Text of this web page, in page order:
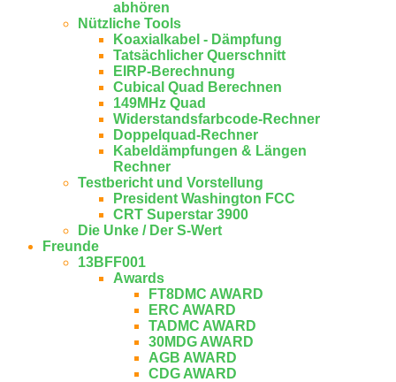
abhören
Nützliche Tools
Koaxialkabel - Dämpfung
Tatsächlicher Querschnitt
EIRP-Berechnung
Cubical Quad Berechnen
149MHz Quad
Widerstandsfarbcode-Rechner
Doppelquad-Rechner
Kabeldämpfungen & Längen
Rechner
Testbericht und Vorstellung
President Washington FCC
CRT Superstar 3900
Die Unke / Der S-Wert
Freunde
13BFF001
Awards
FT8DMC AWARD
ERC AWARD
TADMC AWARD
30MDG AWARD
AGB AWARD
CDG AWARD